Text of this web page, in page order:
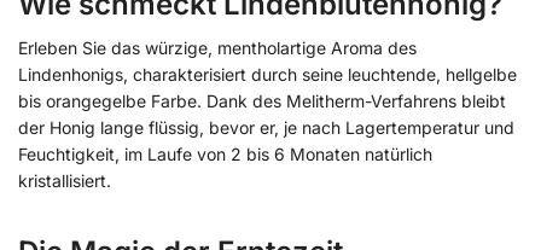
Erleben Sie das würzige, mentholartige Aroma des
Lindenhonigs, charakterisiert durch seine leuchtende, hellgelbe
bis orangegelbe Farbe. Dank des Melitherm-Verfahrens bleibt
der Honig lange flüssig, bevor er, je nach Lagertemperatur und
Feuchtigkeit, im Laufe von 2 bis 6 Monaten natürlich
kristallisiert.